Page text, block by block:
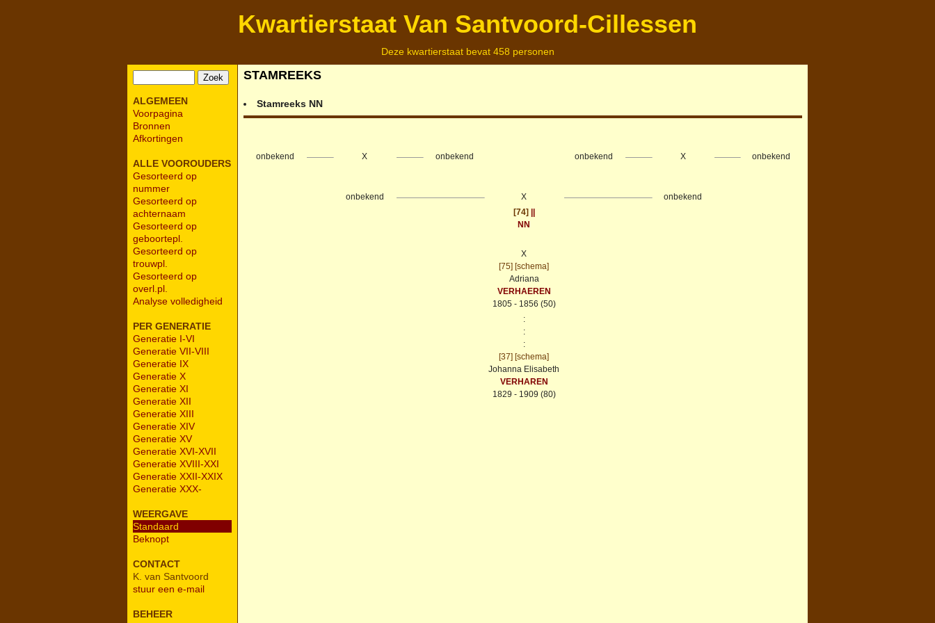
Kwartierstaat Van Santvoord-Cillessen
Deze kwartierstaat bevat 458 personen
ALGEMEEN
Voorpagina
Bronnen
Afkortingen
ALLE VOOROUDERS
Gesorteerd op
nummer
Gesorteerd op
achternaam
Gesorteerd op
geboortepl.
Gesorteerd op
trouwpl.
Gesorteerd op
overl.pl.
Analyse volledigheid
PER GENERATIE
Generatie I-VI
Generatie VII-VIII
Generatie IX
Generatie X
Generatie XI
Generatie XII
Generatie XIII
Generatie XIV
Generatie XV
Generatie XVI-XVII
Generatie XVIII-XXI
Generatie XXII-XXIX
Generatie XXX-
WEERGAVE
Standaard
Beknopt
CONTACT
K. van Santvoord
stuur een e-mail
BEHEER
STAMREEKS
Stamreeks NN
onbekend X onbekend onbekend X onbekend
onbekend X
onbekend
[74]
NN
X
[75] [schema]
Adriana
VERHAEREN
1805 - 1856 (50)
:
:
:
[37] [schema]
Johanna Elisabeth
VERHAREN
1829 - 1909 (80)